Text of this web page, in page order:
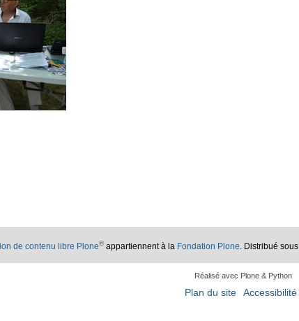
de contenu libre Plone®appartiennent à la Fondation Plone . Distribué sous
Réalisé avec Plone & Python
Plan du site Accessibilité